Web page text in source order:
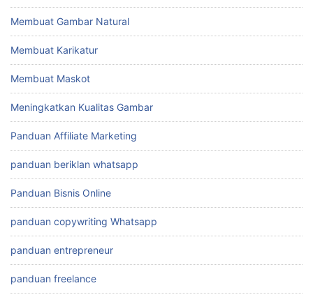
Membuat Gambar Natural
Membuat Karikatur
Membuat Maskot
Meningkatkan Kualitas Gambar
Panduan Affiliate Marketing
panduan beriklan whatsapp
Panduan Bisnis Online
panduan copywriting Whatsapp
panduan entrepreneur
panduan freelance